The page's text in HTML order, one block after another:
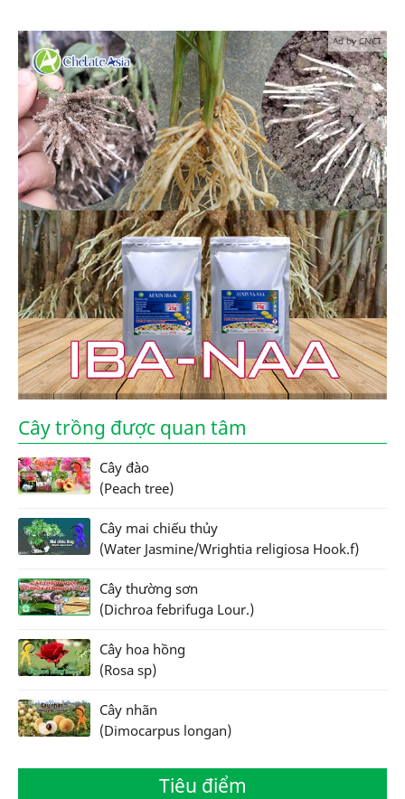
Ad by CNCT
Cây trồng được quan tâm
Cây đào
(Peach tree)
Cây mai chiếu thủy
(Water Jasmine/Wrightia religiosa Hook.f)
Cây thường sơn
(Dichroa febrifuga Lour.)
Cây hoa hồng
(Rosa sp)
Cây nhãn
(Dimocarpus longan)
Tiêu điểm